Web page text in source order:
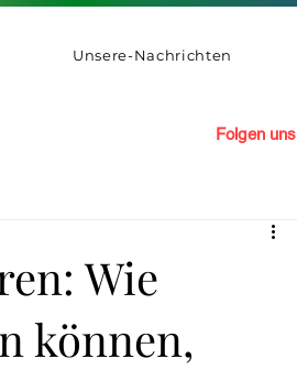
Unsere-Nachrichten
Folgen uns
Wie
können,